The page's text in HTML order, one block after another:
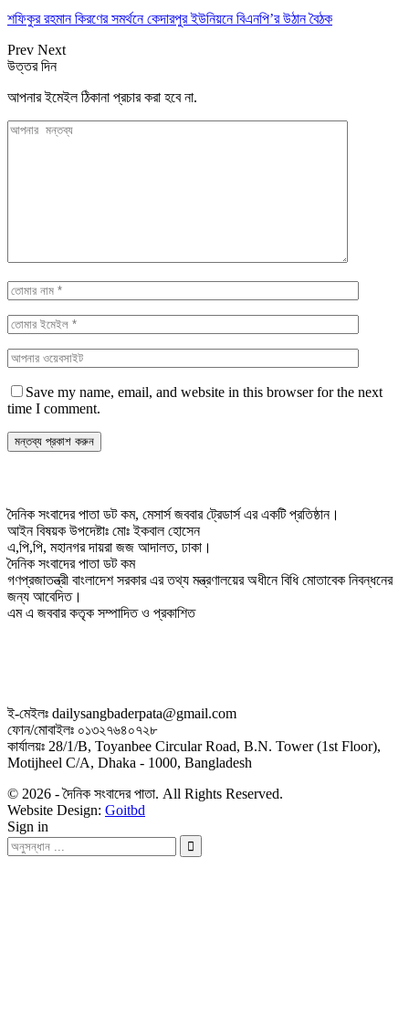
শফিকুর রহমান কিরণের সমর্থনে কেদারপুর ইউনিয়নে বিএনপি’র উঠান বৈঠক
Prev Next
উত্তর দিন
আপনার ইমেইল ঠিকানা প্রচার করা হবে না.
Save my name, email, and website in this browser for the next
time I comment.
দৈনিক সংবাদের পাতা ডট কম, মেসার্স জববার ট্রেডার্স এর একটি প্রতিষ্ঠান।
আইন বিষয়ক উপদেষ্টাঃ মোঃ ইকবাল হোসেন
এ,পি,পি, মহানগর দায়রা জজ আদালত, ঢাকা।
দৈনিক সংবাদের পাতা ডট কম
গণপ্রজাতন্ত্রী বাংলাদেশ সরকার এর তথ্য মন্ত্রণালয়ের অধীনে বিধি মোতাবেক নিবন্ধনের
জন্য আবেদিত।
এম এ জববার কতৃক সম্পাদিত ও প্রকাশিত
ই-মেইলঃ dailysangbaderpata@gmail.com
ফোন/মোবাইলঃ ০১৩২৭৬৪০৭২৮
কার্যালয়ঃ 28/1/B, Toyanbee Circular Road, B.N. Tower (1st Floor),
Motijheel C/A, Dhaka - 1000, Bangladesh
© 2026 - দৈনিক সংবাদের পাতা. All Rights Reserved.
Website Design: Goitbd
Sign in